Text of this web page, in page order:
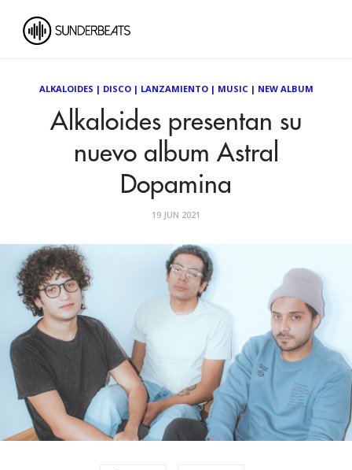
ALKALOIDES | DISCO| LANZAMIENTO| MUSIC| NEW ALBUM
Alkaloides presentan su
nuevo album Astral
Dopamina
19 JUN 2021